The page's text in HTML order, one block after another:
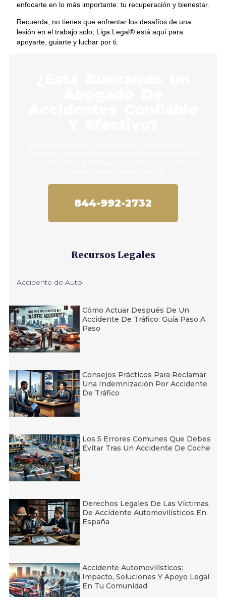
enfocarte en lo más importante: tu recuperación y bienestar.
Recuerda, no tienes que enfrentar los desafíos de una
lesión en el trabajo solo; Liga Legal® está aquí para
apoyarte, guiarte y luchar por ti.
844-992-2732
Recursos Legales
Accidente de Auto
Cómo Actuar Después De Un
Accidente De Tráfico: Guía Paso A
Paso
Consejos Prácticos Para Reclamar
Una Indemnización Por Accidente
De Tráfico
Los 5 Errores Comunes Que Debes
Evitar Tras Un Accidente De Coche
Derechos Legales De Las Víctimas
De Accidente Automovilísticos En
España
Accidente Automovilísticos:
Impacto, Soluciones Y Apoyo Legal
En Tu Comunidad